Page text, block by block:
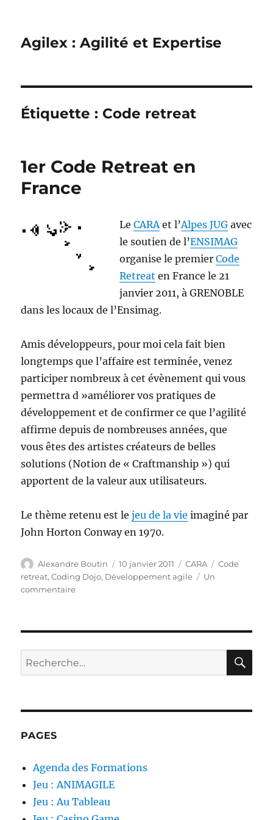
Agilex : Agilité et Expertise
Étiquette : Code retreat
1er Code Retreat en
France
LeCARAet l’Alpes JUG avec
le soutien de l’ENSIMAG
organise le premierCode
Retreat en France le 21
janvier 2011, à GRENOBLE
dans les locaux de l’Ensimag.
Amis développeurs, pour moi cela fait bien
longtemps que l’affaire est terminée, venez
participer nombreux à cet évènement qui vous
permettra d »améliorer vos pratiques de
développement et de confirmer ce que l’agilité
affirme depuis de nombreuses années, que
vous êtes des artistes créateurs de belles
solutions (Notion de « Craftmanship ») qui
apportent de la valeur aux utilisateurs.
Le thème retenu est lejeu de la vie imaginé par
John Horton Conway en 1970.
Auteur
Alexandre Boutin
Publié
le
10 janvier 2011 Catégories
CARA Étiquettes
Code
retreat,Coding Dojo, Développement agile
Un
commentairesur
France
Recherche
pour :
PAGES
Agenda des Formations
Jeu : ANIMAGILE
Jeu : Au Tableau